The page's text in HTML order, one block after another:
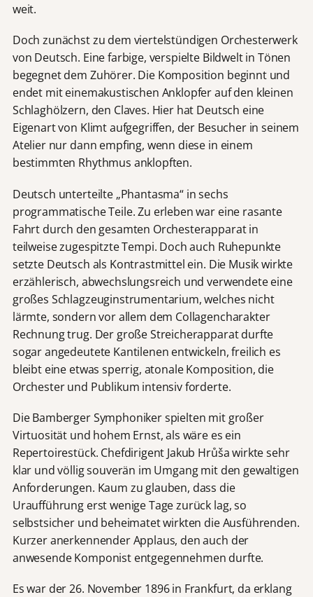
weit.
Doch zunächst zu dem viertelstündigen Orchesterwerk
von Deutsch. Eine farbige, verspielte Bildwelt in Tönen
begegnet dem Zuhörer. Die Komposition beginnt und
endet mit einemakustischen Anklopfer auf den kleinen
Schlaghölzern, den Claves. Hier hat Deutsch eine
Eigenart von Klimt aufgegriffen, der Besucher in seinem
Atelier nur dann empfing, wenn diese in einem
bestimmten Rhythmus anklopften.
Deutsch unterteilte „Phantasma“ in sechs
programmatische Teile. Zu erleben war eine rasante
Fahrt durch den gesamten Orchesterapparat in
teilweise zugespitzte Tempi. Doch auch Ruhepunkte
setzte Deutsch als Kontrastmittel ein. Die Musik wirkte
erzählerisch, abwechslungsreich und verwendete eine
großes Schlagzeuginstrumentarium, welches nicht
lärmte, sondern vor allem dem Collagencharakter
Rechnung trug. Der große Streicherapparat durfte
sogar angedeutete Kantilenen entwickeln, freilich es
bleibt eine etwas sperrig, atonale Komposition, die
Orchester und Publikum intensiv forderte.
Die Bamberger Symphoniker spielten mit großer
Virtuosität und hohem Ernst, als wäre es ein
Repertoirestück. Chefdirigent Jakub Hrůša wirkte sehr
klar und völlig souverän im Umgang mit den gewaltigen
Anforderungen. Kaum zu glauben, dass die
Uraufführung erst wenige Tage zurück lag, so
selbstsicher und beheimatet wirkten die Ausführenden.
Kurzer anerkennender Applaus, den auch der
anwesende Komponist entgegennehmen durfte.
Es war der 26. November 1896 in Frankfurt, da erklang